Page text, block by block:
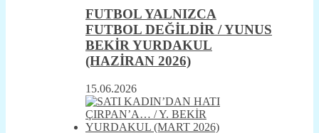
FUTBOL YALNIZCA
FUTBOL DEĞİLDİR / YUNUS
BEKİR YURDAKUL
(HAZİRAN 2026)
15.06.2026